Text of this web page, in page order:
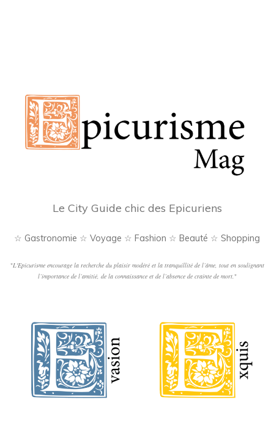
Le City Guide chic des Epicuriens
☆ Gastronomie ☆ Voyage ☆ Fashion ☆ Beauté ☆ Shopping
"L'Epicurisme encourage la recherche du plaisir modéré et la tranquillité de l’âme, tout en soulignant
l’importance de l’amitié, de la connaissance et de l’absence de crainte de mort."